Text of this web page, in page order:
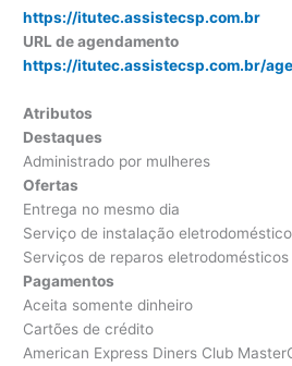
https://itutec.assistecsp.com.br
URL de agendamento
https://itutec.assistecsp.com.br/
Atributos
Destaques
Administrado por mulheres
Ofertas
Entrega no mesmo dia
Serviço de instalação
Serviços de reparos eletrodomésticos
Pagamentos
Aceita somente dinheiro
Cartões de crédito
American Express Diners Club